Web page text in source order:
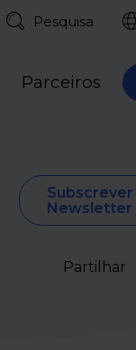
Pesquisa
Parceiros
Subscrever
Newsletter
Partilhar